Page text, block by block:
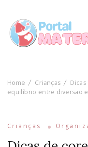
Home Crianças
equilíbrio entre diversão
Crianças